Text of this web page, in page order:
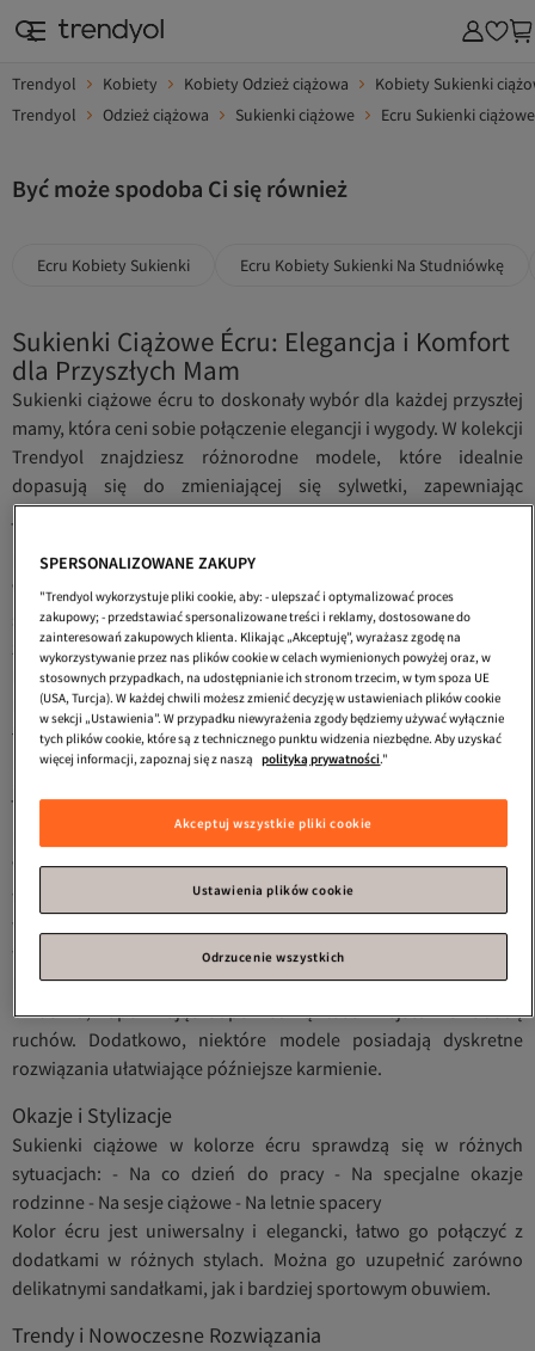
Trendyol Kobiety Kobiety Odzież ciążowa
Kobiety Sukienki
Trendyol
Odzież ciążowa Sukienki ciążowe Ecru Sukienki ciążowe
Być może spodoba Ci się również
Ecru Kobiety Sukienki Ecru Kobiety Sukienki Na Studniówkę
Sukienki Ciążowe Écru: Elegancja i Komfort
dla Przyszłych Mam
Sukienki ciążowe écru to doskonały wybór dla każdej przyszłej
mamy, która ceni sobie połączenie elegancji i wygody. W kolekcji
Trendyol znajdziesz różnorodne modele, które idealnie
dopasują się do zmieniającej się sylwetki, zapewniając
jednocześnie modny wygląd przez cały okres ciąży.
Komfortowe Materiały i Kroje
Wybierając sukienkę ciążową w kolorze écru, warto zwrócić
szczególną uwagę na materiał. Najlepsze modele wykonane są
z: - Oddychającej bawełny organicznej - Elastycznej wiskozy -
Delikatnej dzianiny - Przyjemnego w dotyku stretchu
Materiały te zapewniają nie tylko komfort noszenia, ale także
łatwość pielęgnacji, co jest szczególnie istotne dla przyszłych
mam. Trendyol oferuje sukienki, które łączą w sobie najwyższą
Różnorodność Fasonów dla Każdej Sylwetki
W ofercie sukienek ciążowych écru znajdziesz różnorodne
fasony: - Sukienki maxi z regulowanym stanem - Modele typu
wrap dress - Sukienki z marszczeniami pod biustem - Klasyczne
fasony A-line
Każdy z tych modeli został zaprojektowany z myślą o rosnącym
brzuszku, zapewniając odpowiednią ilość miejsca i swobodę
ruchów. Dodatkowo, niektóre modele posiadają dyskretne
rozwiązania ułatwiające późniejsze karmienie.
Okazje i Stylizacje
Sukienki ciążowe w kolorze écru sprawdzą się w różnych
sytuacjach: - Na co dzień do pracy - Na specjalne okazje
rodzinne - Na sesje ciążowe - Na letnie spacery
Kolor écru jest uniwersalny i elegancki, łatwo go połączyć z
dodatkami w różnych stylach. Można go uzupełnić zarówno
delikatnymi sandałkami, jak i bardziej sportowym obuwiem.
Trendy i Nowoczesne Rozwiązania
SPERSONALIZOWANE ZAKUPY
"Trendyol wykorzystuje pliki cookie, aby: - ulepszać i optymalizować proces
zakupowy; - przedstawiać spersonalizowane treści i reklamy, dostosowane do
zainteresowań zakupowych klienta. Klikając „Akceptuję”, wyrażasz zgodę na
wykorzystywanie przez nas plików cookie w celach wymienionych powyżej oraz, w
stosownych przypadkach, na udostępnianie ich stronom trzecim, w tym spoza UE
(USA, Turcja). W każdej chwili możesz zmienić decyzję w ustawieniach plików cookie
w sekcji „Ustawienia”. W przypadku niewyrażenia zgody będziemy używać wyłącznie
tych plików cookie, które są z technicznego punktu widzenia niezbędne. Aby uzyskać
więcej informacji, zapoznaj się z naszą
polityką prywatności."
Akceptuj wszystkie pliki cookie
Ustawienia plików cookie
Odrzucenie wszystkich